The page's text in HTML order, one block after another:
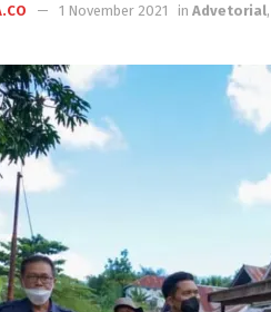
1 November 2021 in Advetorial,